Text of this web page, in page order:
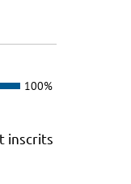
100%
inscrits